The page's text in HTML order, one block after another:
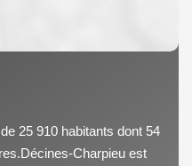
25 910 habitants dont 54
Charpieu est